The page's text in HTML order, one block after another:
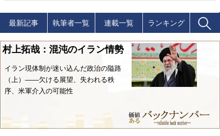
最新記事 執筆者一覧 連載一覧 ランキング
村上拓哉：混沌のイラン情勢
イラン現体制が迷い込んだ政治の隘路
（上）――欠ける展望、失われる秩
序、米軍介入の可能性